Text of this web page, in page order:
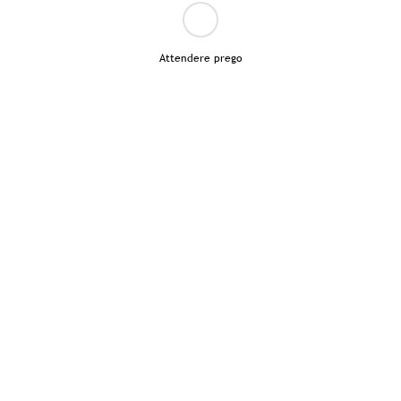
Attendere prego